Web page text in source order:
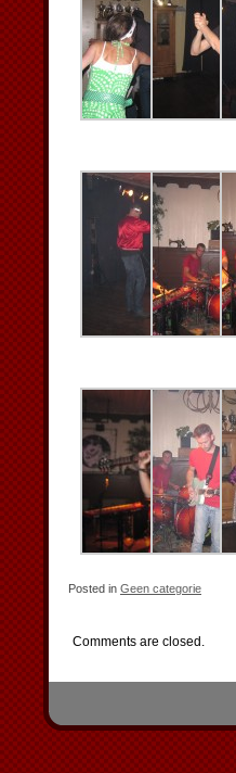
Posted in Geen categorie
Comments are closed.